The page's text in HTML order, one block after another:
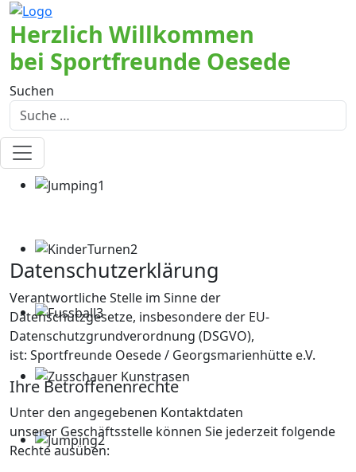
Herzlich Willkommen
bei Sportfreunde Oesede
Suchen
Datenschutzerklärung
Verantwortliche Stelle im Sinne der
Datenschutzgesetze, insbesondere der EU-
Datenschutzgrundverordnung (DSGVO),
ist: Sportfreunde Oesede / Georgsmarienhütte e.V.
Ihre Betroffenenrechte
Unter den angegebenen Kontaktdaten
unserer Geschäftsstelle können Sie jederzeit folgende
Rechte ausüben: